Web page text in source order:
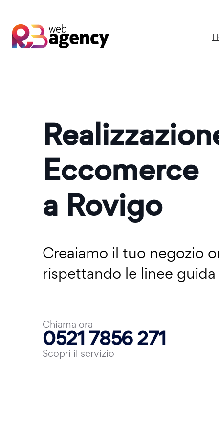
Eccomerce
a Rovigo
Creaiamo il tuo negozio
rispettando le linee
Chiama ora
0521 7856 271
Scopri il servizio